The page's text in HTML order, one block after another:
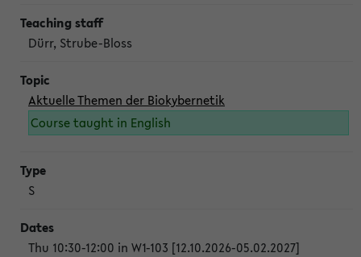
Dürr, Strube-Bloss
Aktuelle Themen der Biokybernetik
Course taught in English
S
Thu 10:30-12:00 in W1-103 [12.10.2026-05.02.2027]